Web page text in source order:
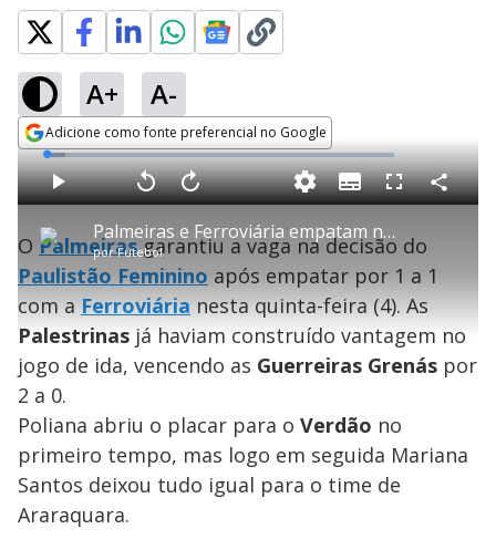
A+ A-
Adicione como fonte preferencial no Google
Opens in new window
P
l
a
y
V
Palmeiras e Ferroviária empatam na semifinal do Campeonato de Futebol Paulista Feminino
porFutebol
P V
l
a
r
0
s
e
g
n
d
s
A
n
ç
a
1
0
s
e
u
n
o
s
M
d
o
L
o
a
d
e
5
.
4
8
%
S
u
b
i
t
l
F
s
c
r
e
n
C
o
O Palmeirasgarantiu a vaga na decisão do
Paulistão Feminino após empatar por 1 a 1
com aFerroviárianesta quinta-feira (4). As
Palestrinas já haviam construído vantagem no
jogo de ida, vencendo as Guerreiras Grenás por
2 a 0.
Poliana abriu o placar para o Verdão no
primeiro tempo, mas logo em seguida Mariana
Santos deixou tudo igual para o time de
Araraquara.